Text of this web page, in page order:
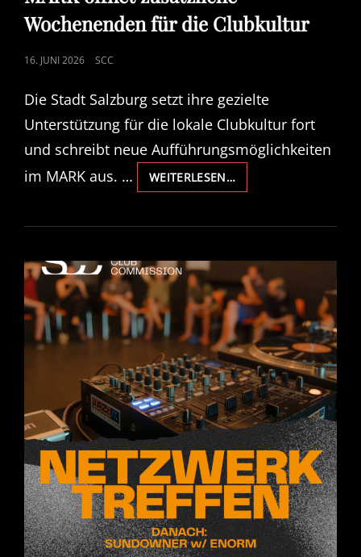
Wochenenden für die Clubkultur
POSTED
16. JUNI 2026 SCC
Die Stadt Salzburg setzt ihre gezielte
Unterstützung für die lokale Clubkultur fort
und schreibt neue Aufführungsmöglichkeiten
im MARK aus. …
WEITERLESEN…MARK
ÖFFNET
WOCHENENDEN
DIE
CLUBKULTUR